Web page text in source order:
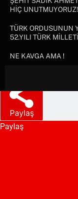
HİÇ UNUTMUYORUZ!
TÜRK ORDUSUNUN
52.YILI TÜRK
NE KAVGA AMA !
Paylaş
Paylaş